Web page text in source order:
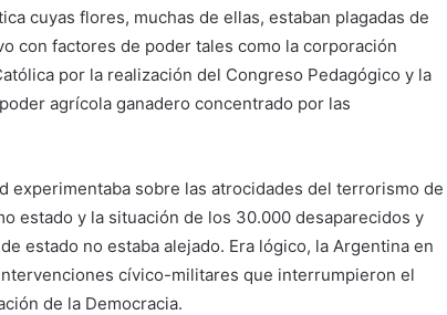
cuyas flores, muchas de ellas, estaban plagadas de
con factores de poder tales como la corporación
por la realización del Congreso Pedagógico y la
agrícola ganadero concentrado por las
experimentaba sobre las atrocidades del terrorismo de
estado y la situación de los 30.000 desaparecidos y
estado no estaba alejado. Era lógico, la Argentina en
cívico-militares que interrumpieron el
de la Democracia.